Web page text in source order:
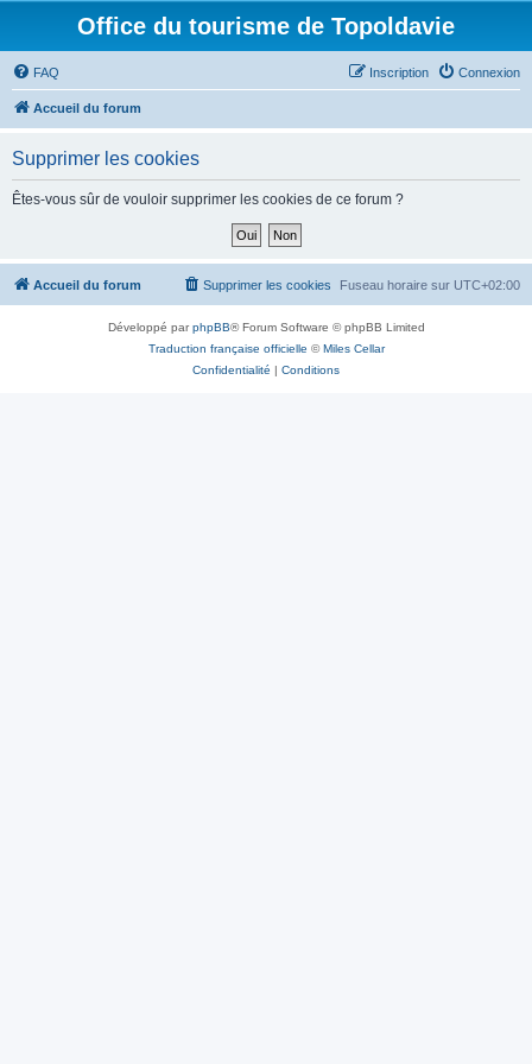
Office du tourisme de Topoldavie
FAQ Connexion
Inscription
Accueil du forum
Supprimer les cookies
Êtes-vous sûr de vouloir supprimer les cookies de ce forum ?
Accueil du forum Fuseau horaire sur UTC+02:00
Supprimer les cookies
Développé parphpBB® Forum Software © phpBB Limited
Traduction française officielle ©Miles Cellar
Confidentialité | Conditions